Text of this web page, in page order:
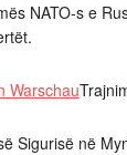
NATO-s e
Sigurisë në